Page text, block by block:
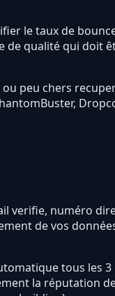
le taux de
de qualité qui doit
peu chers
verifie, numéro
de vos
tous les
la réputation